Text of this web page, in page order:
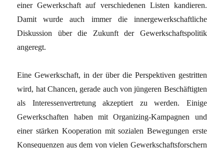
einer Gewerkschaft auf verschiedenen Listen kandieren.
Damit wurde auch immer die innergewerkschaftliche
Diskussion über die Zukunft der Gewerkschaftspolitik
angeregt.
Eine Gewerkschaft, in der über die Perspektiven gestritten
wird, hat Chancen, gerade auch von jüngeren Beschäftigten
als Interessenvertretung akzeptiert zu werden. Einige
Gewerkschaften haben mit Organizing-Kampagnen und
einer stärken Kooperation mit sozialen Bewegungen erste
Konsequenzen aus dem von vielen Gewerkschaftsforschern